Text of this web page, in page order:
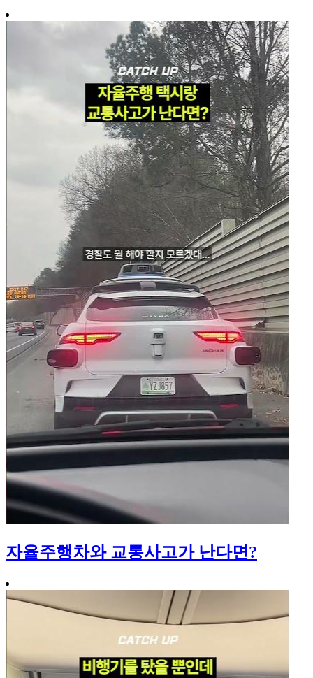
자율주행차와 교통사고가 난다면?